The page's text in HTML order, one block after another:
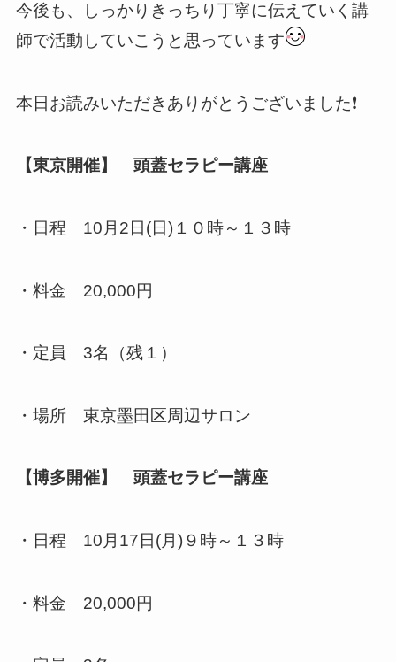
今後も、しっかりきっちり丁寧に伝えていく講
師で活動していこうと思っています
本日お読みいただきありがとうございました❗️
【東京開催】 頭蓋セラピー講座
・日程 10月2日(日)１０時～１３時
・料金 20,000円
・定員 3名（残１）
・場所 東京墨田区周辺サロン
【博多開催】 頭蓋セラピー講座
・日程 10月17日(月)９時～１３時
・料金 20,000円